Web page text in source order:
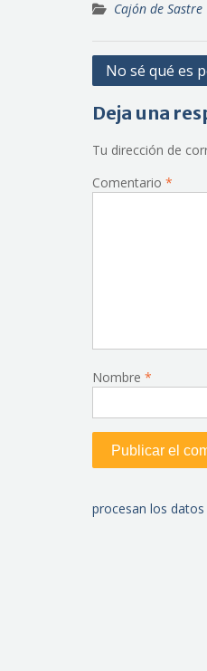
Cajón de Sastre
Navegación
entradas
No sé qué es
Deja una
Tu dirección de
Comentario *
Nombre *
procesan los